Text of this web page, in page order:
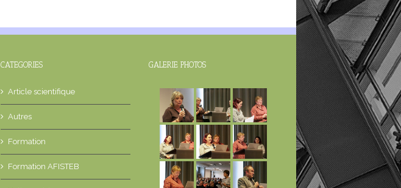
CATEGORIES
Article scientifique
Autres
Formation
Formation AFISTEB
GALERIE PHOTOS